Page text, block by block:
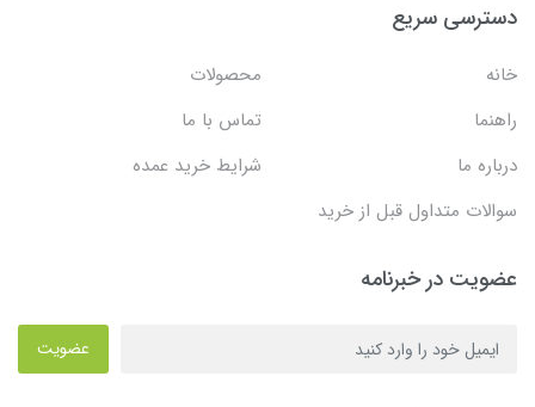
دسترسی سریع
خانه
محصولات
راهنما
تماس با ما
درباره ما
شرایط خرید عمده
سوالات متداول قبل از خرید
عضویت در خبرنامه
عضویت